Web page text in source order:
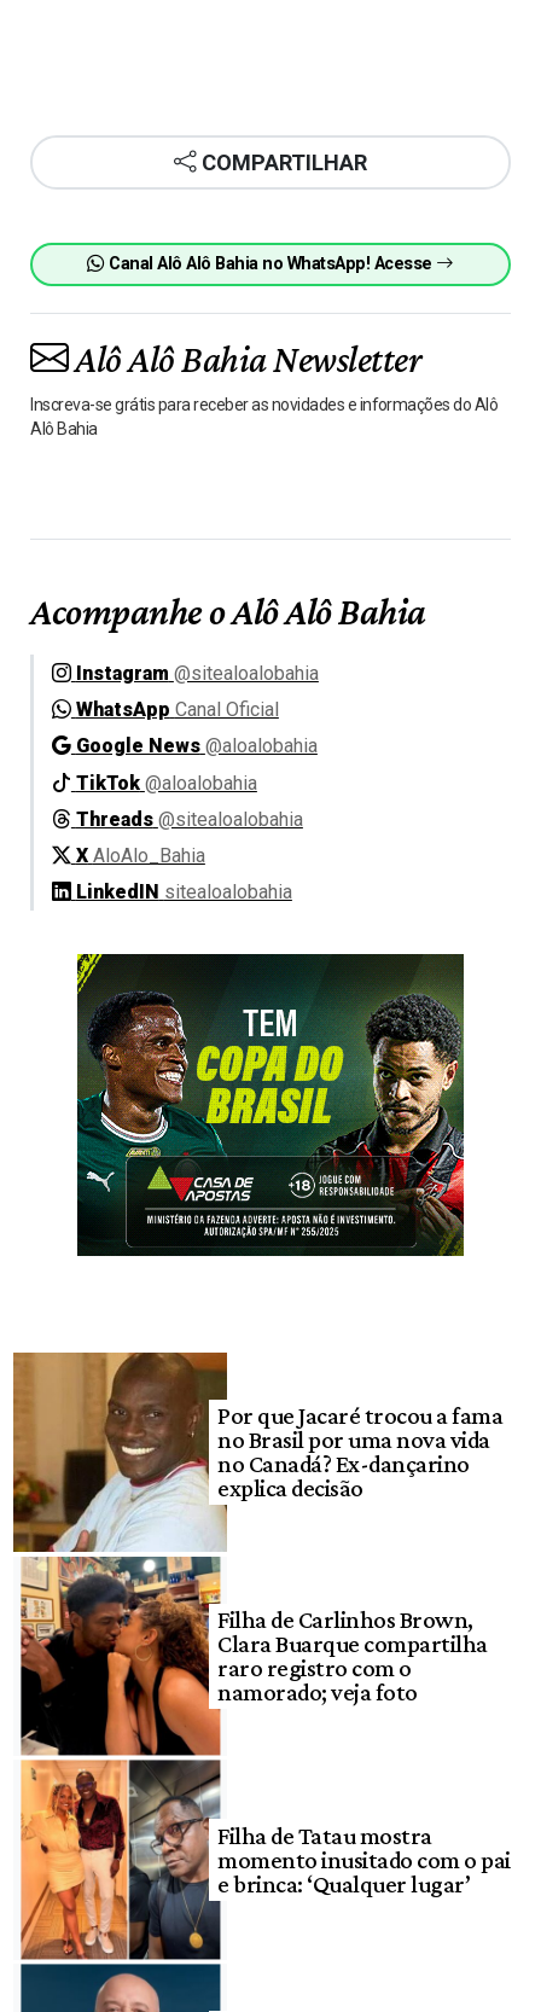
COMPARTILHAR
Canal Alô Alô Bahia no WhatsApp! Acesse
Alô Alô Bahia Newsletter
Inscreva-se grátis para receber as novidades e informações do Alô
Alô Bahia
Acompanhe o Alô Alô Bahia
Instagram @sitealoalobahia
WhatsApp Canal Oficial
Google News @aloalobahia
TikTok @aloalobahia
Threads @sitealoalobahia
X AloAlo_Bahia
LinkedIN sitealoalobahia
Por que Jacaré trocou a fama
no Brasil por uma nova vida
no Canadá? Ex-dançarino
explica decisão
Filha de Carlinhos Brown,
Clara Buarque compartilha
raro registro com o
namorado; veja foto
Filha de Tatau mostra
momento inusitado com o pai
e brinca: ‘Qualquer lugar’